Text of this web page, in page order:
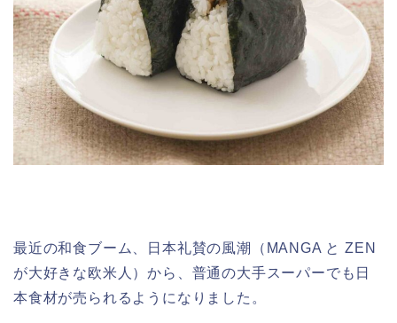
最近の和食ブーム、日本礼賛の風潮（MANGA と ZEN
が大好きな欧米人）から、普通の大手スーパーでも日
本食材が売られるようになりました。